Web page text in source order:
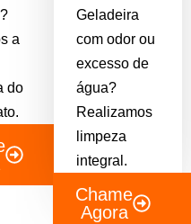
a
do
Geladeira
com odor ou
excesso de
água?
Realizamos
limpeza
integral.
Chame
Agora